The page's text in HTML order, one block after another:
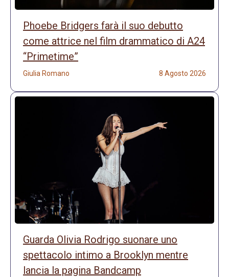
Phoebe Bridgers farà il suo debutto
come attrice nel film drammatico di A24
“Primetime”
Giulia Romano 8 Agosto 2026
Guarda Olivia Rodrigo suonare uno
spettacolo intimo a Brooklyn mentre
lancia la pagina Bandcamp